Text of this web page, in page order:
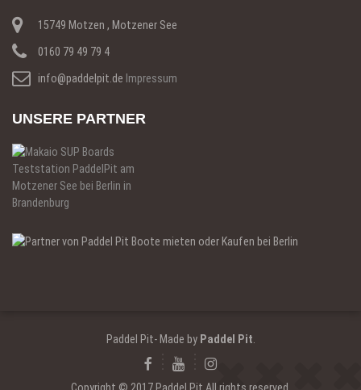
15749 Motzen , Motzener See
0160 79 49 79 4
info@paddelpit.de Impressum
UNSERE PARTNER
Paddel Pit- Made by Paddel Pit
Copyright © 2017 Paddel Pit All rights reserved.